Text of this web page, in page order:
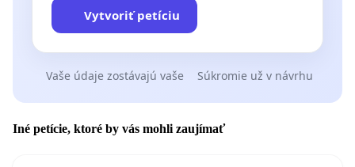
Vytvoriť petíciu
Vaše údaje zostávajú vaše Súkromie už v návrhu
Iné petície, ktoré by vás mohli zaujímať